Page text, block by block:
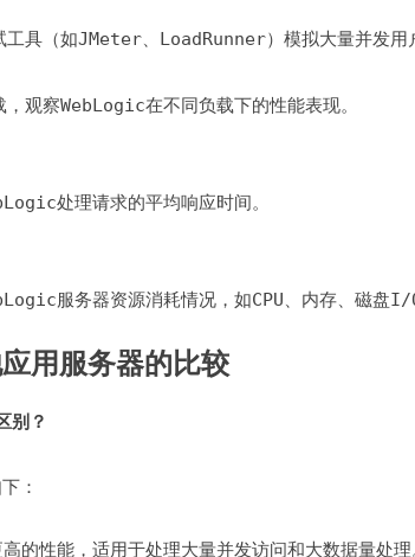
具（如JMeter、LoadRunner）模拟大量并发用
观察WebLogic在不同负载下的性能表现。
处理请求的平均响应时间。
服务器资源消耗情况，如CPU、内存、磁盘I/O
用服务器的比较
别？
：